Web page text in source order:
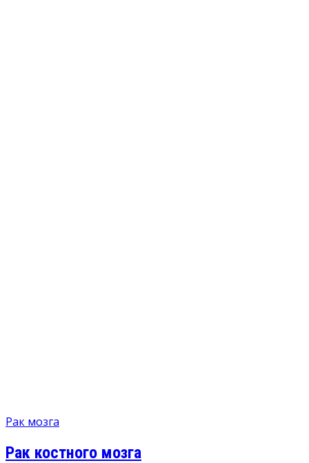
Рак мозга
Рак костного мозга